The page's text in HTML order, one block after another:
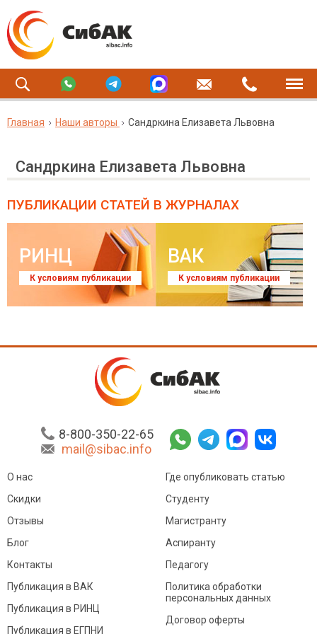
Главная Наши авторы Сандркина Елизавета Львовна
Сандркина Елизавета Львовна
ПУБЛИКАЦИИ СТАТЕЙ В ЖУРНАЛАХ
РИНЦ
К условиям публикации
ВАК
К условиям публикации
8-800-350-22-65
mail@sibac.info
О нас
Скидки
Отзывы
Блог
Контакты
Где опубликовать статью
Студенту
Магистранту
Аспиранту
Педагогу
Публикация в ВАК
Публикация в РИНЦ
Публикация в ЕГПНИ
Политика обработки
персональных данных
Договор оферты